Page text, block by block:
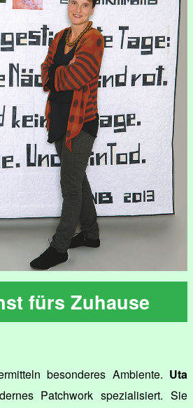
fürs Zuhause
besonderes Ambiente. Uta
Patchwork spezialisiert. Sie